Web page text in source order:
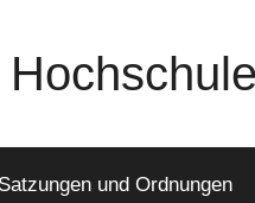
Satzungen und Ordnungen